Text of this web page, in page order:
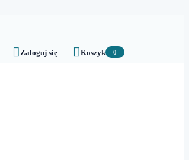
 Zaloguj się Koszyk 0